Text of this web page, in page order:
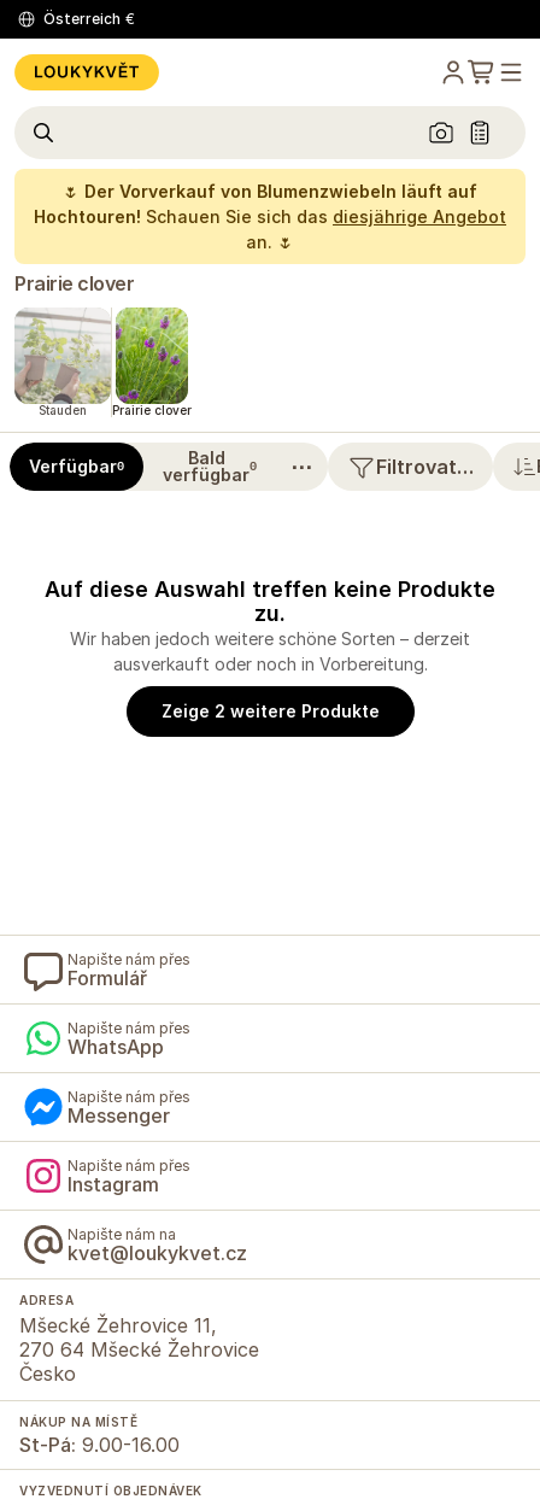
Österreich €
🌷 Der Vorverkauf von Blumenzwiebeln läuft auf
Hochtouren! Schauen Sie sich das diesjährige Angebot
an. 🌷
Prairie clover
Stauden Prairie clover
Verfügbar0
Bald
verfügbar0 ⋯ Filtrovat…
Auf diese Auswahl treffen keine Produkte
zu.
Wir haben jedoch weitere schöne Sorten – derzeit
ausverkauft oder noch in Vorbereitung.
Zeige 2 weitere Produkte
Napište nám přes
Formulář
Napište nám přes
WhatsApp
Napište nám přes
Messenger
Napište nám přes
Instagram
Napište nám na
kvet@loukykvet.cz
ADRESA
Mšecké Žehrovice 11,
270 64 Mšecké Žehrovice
Česko
NÁKUP NA MÍSTĚ
St-Pá: 9.00-16.00
VYZVEDNUTÍ OBJEDNÁVEK